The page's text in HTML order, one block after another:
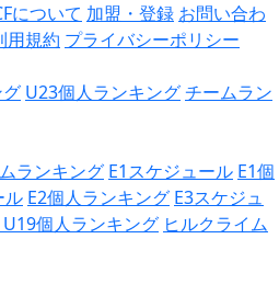
について 加盟・登録 お問い合わ
用規約 プライバシーポリシー
U23個人ランキングチームラン
ランキング E1スケジュール E1個
ル E2個人ランキング E3スケジュ
U19個人ランキング ヒルクライム